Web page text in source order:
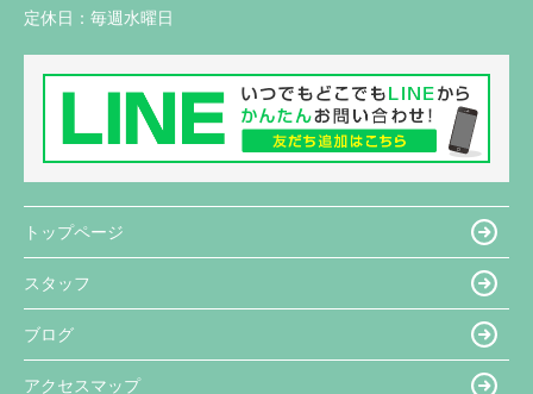
定休日： 毎週水曜日
トップページ
スタッフ
ブログ
アクセスマップ